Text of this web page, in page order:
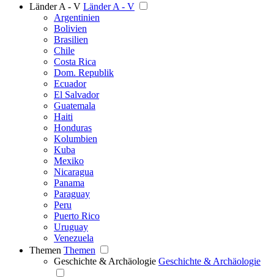
Länder A - V Länder A - V
Argentinien
Bolivien
Brasilien
Chile
Costa Rica
Dom. Republik
Ecuador
El Salvador
Guatemala
Haiti
Honduras
Kolumbien
Kuba
Mexiko
Nicaragua
Panama
Paraguay
Peru
Puerto Rico
Uruguay
Venezuela
Themen Themen
Geschichte & Archäologie Geschichte & Archäologie